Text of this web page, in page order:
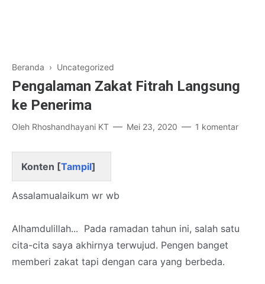
Beranda › Uncategorized
Pengalaman Zakat Fitrah Langsung
ke Penerima
Oleh Rhoshandhayani KT Mei 23, 2020 1 komentar
Konten [Tampil]
Assalamualaikum wr wb
Alhamdulillah... Pada ramadan tahun ini, salah satu
cita-cita saya akhirnya terwujud. Pengen banget
memberi zakat tapi dengan cara yang berbeda.